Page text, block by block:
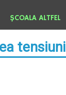
ŞCOALA ALTFEL